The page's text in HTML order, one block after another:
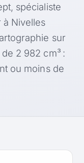
spécialiste
Nivelles
sur
2 982 cm³ :
ou moins de